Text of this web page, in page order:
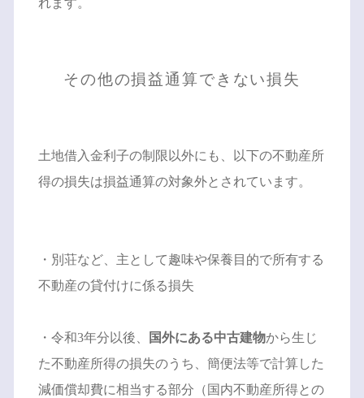
れます。
その他の損益通算できない損失
土地借入金利子の制限以外にも、以下の不動産所
得の損失は損益通算の対象外とされています。
・別荘など、主として趣味や保養目的で所有する
不動産の貸付けに係る損失
・令和3年分以後、 国外にある中古建物から生じ
た不動産所得の損失のうち、簡便法等で計算した
減価償却費に相当する部分（国内不動産所得との